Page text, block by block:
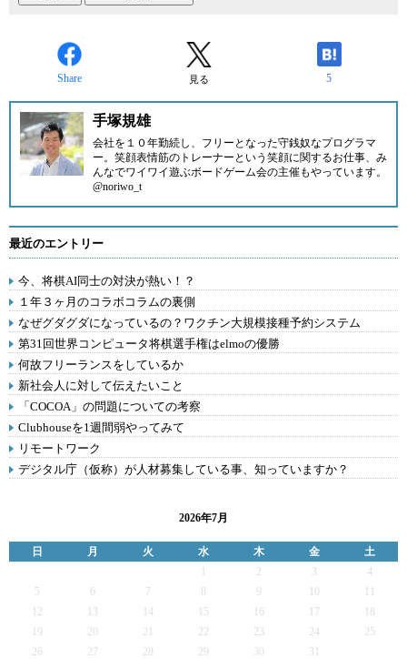
Share 見る 5
手塚規雄
会社を１０年勤続し、フリーとなった守銭奴なプログラマ
ー。笑顔表情筋のトレーナーという笑顔に関するお仕事、み
んなでワイワイ遊ぶボードゲーム会の主催もやっています。
@noriwo_t
最近のエントリー
今、将棋AI同士の対決が熱い！？
１年３ヶ月のコラボコラムの裏側
なぜグダグダになっているの？ワクチン大規模接種予約システム
第31回世界コンピュータ将棋選手権はelmoの優勝
何故フリーランスをしているか
新社会人に対して伝えたいこと
「COCOA」の問題についての考察
Clubhouseを1週間弱やってみて
リモートワーク
デジタル庁（仮称）が人材募集している事、知っていますか？
2026年7月
日 月 火 水 木 金
土
2 3
4
5
6 7 9
12
13 14 15 16 17
19
20 21 22 23 24
25
26
27 28 29 30 31